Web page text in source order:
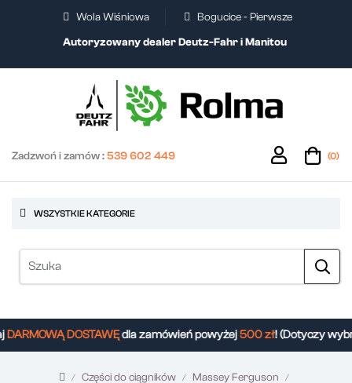
Wola Wiśniowa
Bogucice - Pierwsze
Autoryzowany dealer Deutz-Fahr i Manitou
Zadzwoń i zamów :539 602 449 (0)
WSZYSTKIE KATEGORIE
DARMOWĄ DOSTAWĘdla zamówień powyżej500 zł! (Dotyczy
Części do ciągników
Massey Ferguson